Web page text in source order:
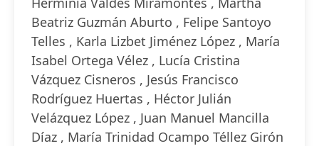
Beatriz Guzmán Aburto , Felipe Santoyo
Telles , Karla Lizbet Jiménez López , María
Isabel Ortega Vélez , Lucía Cristina
Vázquez Cisneros , Jesús Francisco
Rodríguez Huertas , Héctor Julián
Velázquez López , Juan Manuel Mancilla
Díaz , María Trinidad Ocampo Téllez Girón